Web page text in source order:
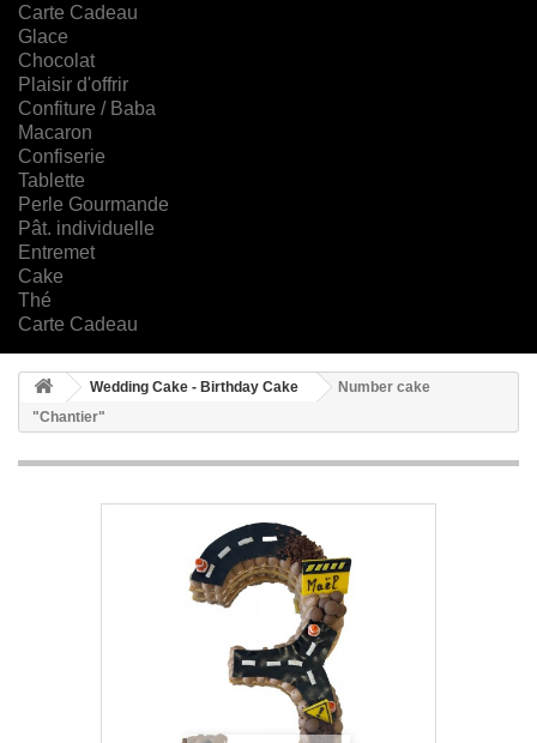
Carte Cadeau
Glace
Chocolat
Plaisir d'offrir
Confiture / Baba
Macaron
Confiserie
Tablette
Perle Gourmande
Pât. individuelle
Entremet
Cake
Thé
Carte Cadeau
Wedding Cake - Birthday Cake
Number cake
"Chantier"